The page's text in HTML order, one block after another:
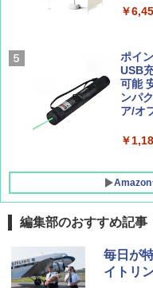
￥
￥
￥
X 2人
収納
ソロ
￥
ポイ
USB
可能
ンパ
ア/オ
￥
Amazon
編集部のおすすめ記事
毎日が
イトリ